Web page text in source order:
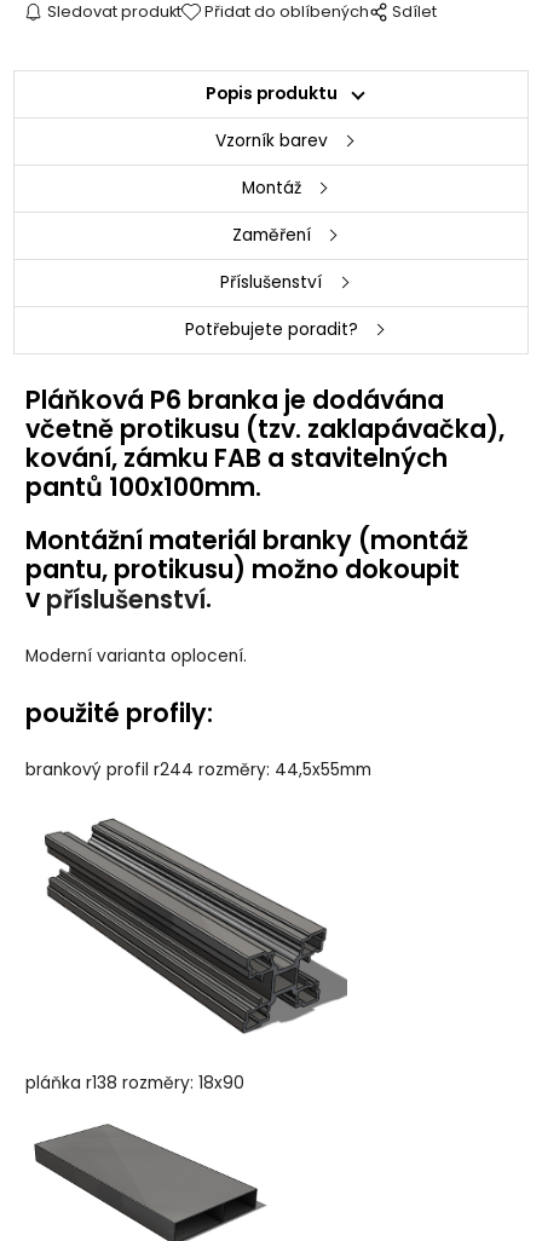
Sledovat produkt Přidat do oblíbených Sdílet
Popis produktu
Vzorník barev
Montáž
Zaměření
Příslušenství
Potřebujete poradit?
Pláňková P6 branka je dodávána
včetně protikusu (tzv. zaklapávačka),
kování, zámku FAB a stavitelných
pantů 100x100mm.
Montážní materiál branky (montáž
pantu, protikusu) možno dokoupit
v příslušenství.
Moderní varianta oplocení.
použité profily:
brankový profil r244 rozměry: 44,5x55mm
pláňka r138 rozměry: 18x90